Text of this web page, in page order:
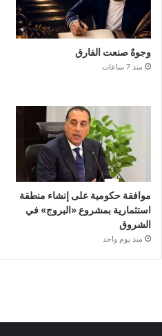
وجوهٌ صنعت الفارق
منذ 7 ساعات
موافقة حكومية على إنشاء منطقة
استثمارية بمشروع «البروج» في
الشروق
منذ يوم واحد